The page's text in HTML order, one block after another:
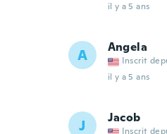
il y a 5 ans
A Angela
Inscrit
il y a 5 ans
J Jacob
Inscrit